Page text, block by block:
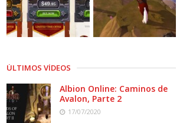
ÚLTIMOS VÍDEOS
Albion Online: Caminos de
Avalon, Parte 2
17/07/2020